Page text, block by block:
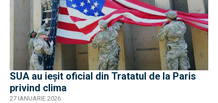
SUA au ieșit oficial din Tratatul de la Paris
privind clima
27 IANUARIE 2026